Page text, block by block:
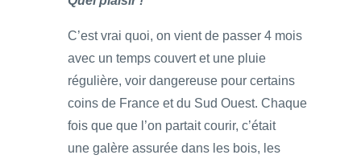
C’est vrai quoi, on vient de passer 4 mois
avec un temps couvert et une pluie
régulière, voir dangereuse pour certains
coins de France et du Sud Ouest. Chaque
fois que que l’on partait courir, c’était
une galère assurée dans les bois, les